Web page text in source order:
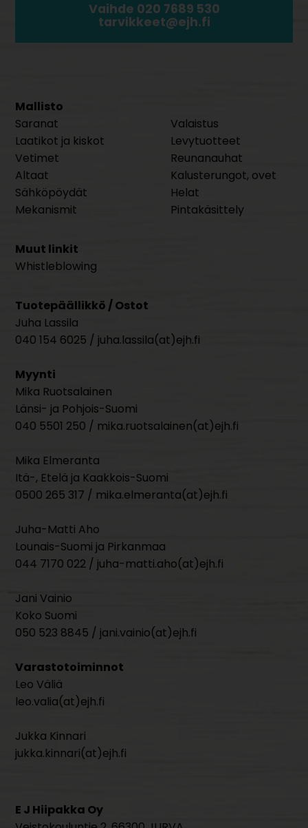
Vaihde 020 7689 530
tarvikkeet@ejh.fi
Mallisto
Saranat
Laatikot ja kiskot
Vetimet
Altaat
Sähköpöydät
Mekanismit
Valaistus
Levytuotteet
Reunanauhat
Kalusterungot, ovet
Helat
Pintakäsittely
Muut linkit
Whistleblowing
Tuotepäällikkö / Ostot
Juha Lassila
040 154 6025 / juha.lassila(at)ejh.fi
Myynti
Mika Ruotsalainen
Länsi- ja Pohjois-Suomi
040 5501 250 / mika.ruotsalainen(at)ejh.fi
Mika Elmeranta
Itä-, Etelä ja Kaakkois-Suomi
0500 265 317 / mika.elmeranta(at)ejh.fi
Juha-Matti Aho
Lounais-Suomi ja Pirkanmaa
044 7170 022 / juha-matti.aho(at)ejh.fi
Jani Vainio
Koko Suomi
050 523 8845 / jani.vainio(at)ejh.fi
Varastotoiminnot
Leo Väliä
leo.valia(at)ejh.fi
Jukka Kinnari
jukka.kinnari(at)ejh.fi
E J Hiipakka Oy